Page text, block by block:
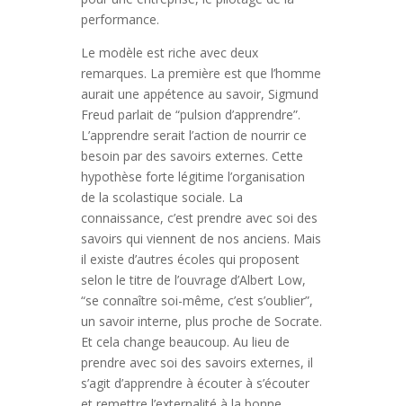
performance.
Le modèle est riche avec deux
remarques. La première est que l’homme
aurait une appétence au savoir, Sigmund
Freud parlait de “pulsion d’apprendre”.
L’apprendre serait l’action de nourrir ce
besoin par des savoirs externes. Cette
hypothèse forte légitime l’organisation
de la scolastique sociale. La
connaissance, c’est prendre avec soi des
savoirs qui viennent de nos anciens. Mais
il existe d’autres écoles qui proposent
selon le titre de l’ouvrage d’Albert Low,
“se connaître soi-même, c’est s’oublier”,
un savoir interne, plus proche de Socrate.
Et cela change beaucoup. Au lieu de
prendre avec soi des savoirs externes, il
s’agit d’apprendre à écouter à s’écouter